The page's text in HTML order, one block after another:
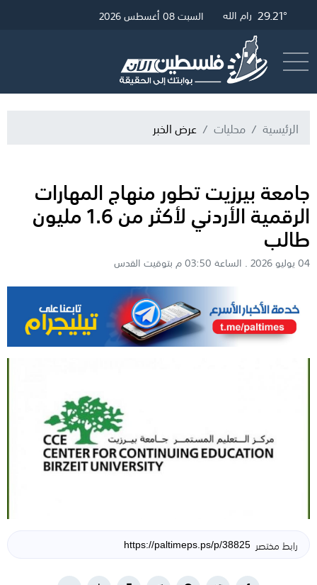
32.71° غزة 29.45° القدس 29.21° رام الله 28.3° الخليل السبت 08 أغسطس 2026
الرئيسية محليات عرض الخبر
جامعة بيرزيت تطور منهاج المهارات
الرقمية الأردني لأكثر من 1.6 مليون
طالب
04 يوليو 2026 . الساعة 03:50 م بتوقيت القدس
رابط مختصر